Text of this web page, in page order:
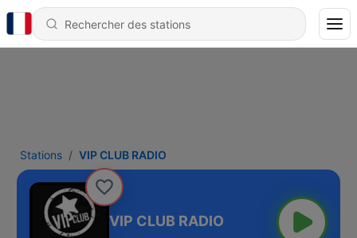
Stations VIP CLUB RADIO
VIP CLUB RADIO